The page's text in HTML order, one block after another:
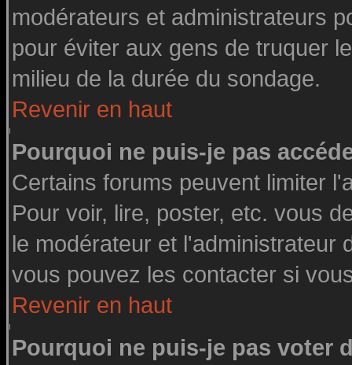
modérateurs et administrateurs
pour éviter aux gens de truquer
milieu de la durée du sondage.
Revenir en haut
Pourquoi ne puis-je pas
Certains forums peuvent limiter
Pour voir, lire, poster, etc. vous
le modérateur et l'administrateur
vous pouvez les contacter si
Revenir en haut
Pourquoi ne puis-je pas voter